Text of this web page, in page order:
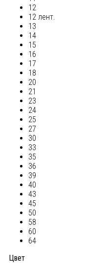
12
12 лент.
13
14
15
16
17
18
20
21
23
24
25
27
30
33
35
36
39
40
43
45
50
58
60
64
Цвет